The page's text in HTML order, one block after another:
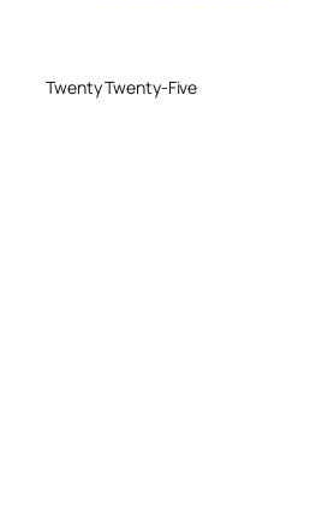
Twenty Twenty-Five